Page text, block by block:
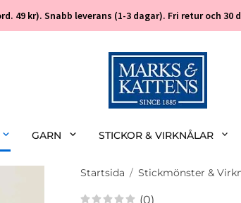
49 kr). Snabb leverans (1-3 dagar). Fri retur och
GARN STICKOR & VIRKNÅLAR
Startsida / Stickmönster &
(0)